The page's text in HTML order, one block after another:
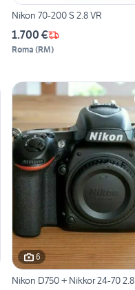
Nikon 70-200 S 2.8 VR
1.700 €
Roma (RM)
6
Nikon D750 + Nikkor 24-70 2.8